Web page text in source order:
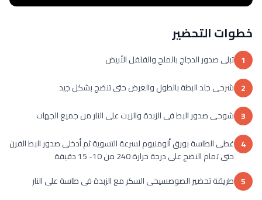
خطوات التحضير
1 تبلى صدور الدجاج بالملح والفلفل الأبيض
2 شرحى جلد البطة بالطول والعرض حتى تنضج بشكل جيد
3 شوحى صدور البط فى الزبدة والزيت على النار من جميع الجهات
4 غطى الطاسة بورق ألومنيوم لسرعة التسوية ثم أدخلى صدور البط الفرن
حتى تمام النضج على درجة حرارة 240 من 10- 15 دقيقة
5 طريقة تحضير الصوصسيحى السكر مع الزبدة فى طاسة على النار